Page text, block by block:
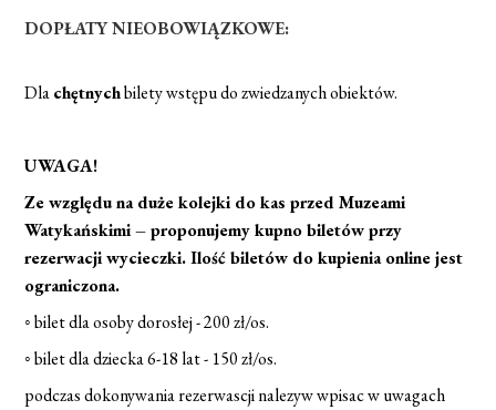
DOPŁATY NIEOBOWIĄZKOWE:
Dlachętnychbilety wstępu do zwiedzanych obiektów.
UWAGA!
Ze względu na duże kolejki do kas przed Muzeami
Watykańskimi – proponujemy kupno biletów przy
rezerwacji wycieczki. Ilość biletów do kupienia online jest
ograniczona.
◦ bilet dla osoby dorosłej - 200 zł/os.
◦ bilet dla dziecka 6-18 lat - 150 zł/os.
podczas dokonywania rezerwascji nalezyw wpisac w uwagach